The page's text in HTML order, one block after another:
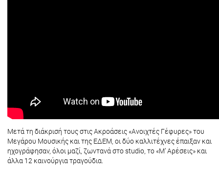
Μετά τη διάκρισή τους στις Ακροάσεις «Ανοιχτές Γέφυρες» του
Μεγάρου Μουσικής και της ΕΔΕΜ, οι δύο καλλιτέχνες έπαιξαν και
ηχογράφησαν, όλοι μαζί, ζωντανά στο studio, το «Μ’ Αρέσεις» και
άλλα 12 καινούργια τραγούδια.